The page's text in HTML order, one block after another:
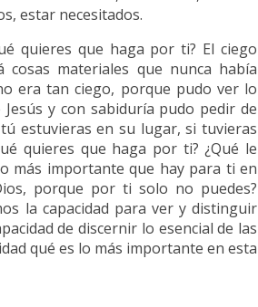
estar necesitados.
quieres que haga por ti? El ciego
cosas materiales que nunca había
era tan ciego, porque pudo ver lo
y con sabiduría pudo pedir de
tú estuvieras en su lugar, si tuvieras
quieres que haga por ti? ¿Qué le
más importante que hay para ti en
porque por ti solo no puedes?
la capacidad para ver y distinguir
de discernir lo esencial de las
qué es lo más importante en esta